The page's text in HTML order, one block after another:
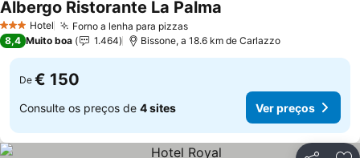
3 EstrelasHotel Forno a lenha para pizzas
Albergo Ristorante La Palma
8,4 Muito boa 1.464 Bissone, a 18.6 km de Carlazzo
De € 150
Consulte os preços de 4 sites Ver preços